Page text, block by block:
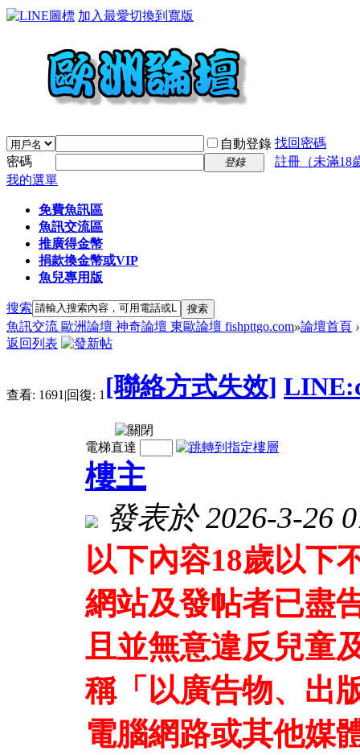
加入最愛切換到寬版
自動登錄 找回密碼
密碼
登錄
註冊（未滿18
我的選單
免費魚訊區
魚訊交流區
推廣得金幣
捐款換金幣或VIP
魚兒專用版
搜索 搜索
魚訊交流 歐洲論壇 神奇論壇 東歐論壇 fishpttgo.com»論壇首頁 ›
返回列表
查看: 1691 |回復: 1 [聯絡方式失效]
電梯直達
樓主
發表於 2026-3-26
以下內容18歲以下
網站及發帖者已盡
且並無意違反兒童
稱「以廣告物、出
電腦網路或其他媒